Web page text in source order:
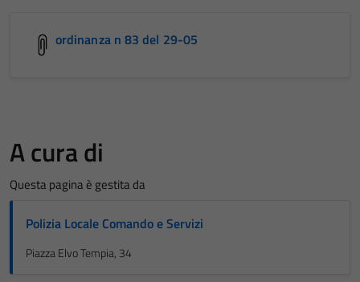
ordinanza n 83 del 29-05
A cura di
Questa pagina è gestita da
Polizia Locale Comando e Servizi
Piazza Elvo Tempia, 34